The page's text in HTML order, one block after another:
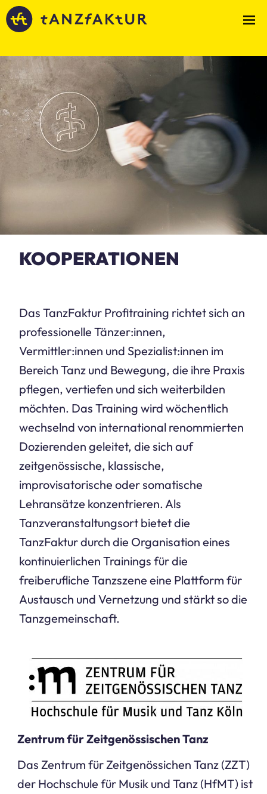
KOOPERATIONEN
Das TanzFaktur Profitraining richtet sich an
professionelle Tänzer:innen,
Vermittler:innen und Spezialist:innen im
Bereich Tanz und Bewegung, die ihre Praxis
pflegen, vertiefen und sich weiterbilden
möchten. Das Training wird wöchentlich
wechselnd von international renommierten
Dozierenden geleitet, die sich auf
zeitgenössische, klassische,
improvisatorische oder somatische
Lehransätze konzentrieren. Als
Tanzveranstaltungsort bietet die
TanzFaktur durch die Organisation eines
kontinuierlichen Trainings für die
freiberufliche Tanzszene eine Plattform für
Austausch und Vernetzung und stärkt so die
Tanzgemeinschaft.
Zentrum für Zeitgenössischen Tanz
Das Zentrum für Zeitgenössichen Tanz (ZZT)
der Hochschule für Musik und Tanz (HfMT) ist